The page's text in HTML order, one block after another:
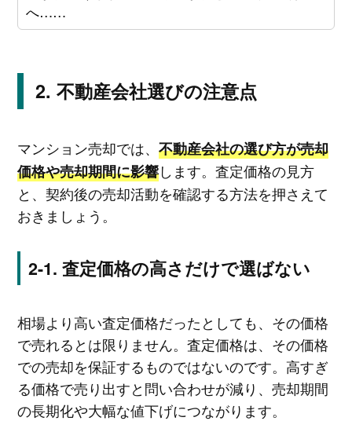
へ……
不動産会社選びの注意点
マンション売却では、 不動産会社の選び方が売却
価格や売却期間に影響します。査定価格の見方
と、契約後の売却活動を確認する方法を押さえて
おきましょう。
査定価格の高さだけで選ばない
相場より高い査定価格だったとしても、その価格
で売れるとは限りません。査定価格は、その価格
での売却を保証するものではないのです。高すぎ
る価格で売り出すと問い合わせが減り、売却期間
の長期化や大幅な値下げにつながります。